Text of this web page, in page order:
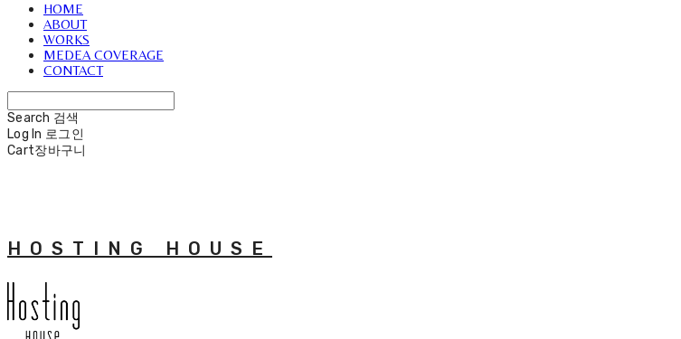
HOME
ABOUT
WORKS
MEDEA COVERAGE
CONTACT
Search 검색
Log In 로그인
Cart장바구니
HOSTING HOUSE